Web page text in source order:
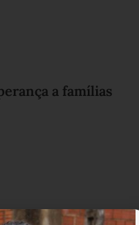
a famílias